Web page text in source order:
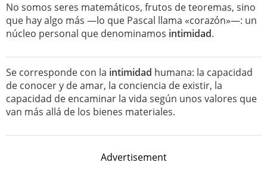
No somos seres matemáticos, frutos de teoremas, sino
que hay algo más —lo que Pascal llama «corazón»—: un
núcleo personal que denominamos intimidad.
Se corresponde con la intimidad humana: la capacidad
de conocer y de amar, la conciencia de existir, la
capacidad de encaminar la vida según unos valores que
van más allá de los bienes materiales.
Advertisement